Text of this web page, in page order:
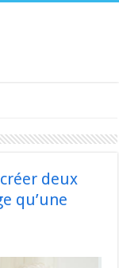
deux
qu’une